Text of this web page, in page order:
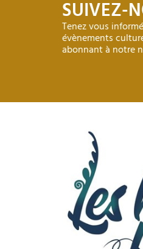
SUIVEZ-
Tenez vous
évènements
abonnant à notre